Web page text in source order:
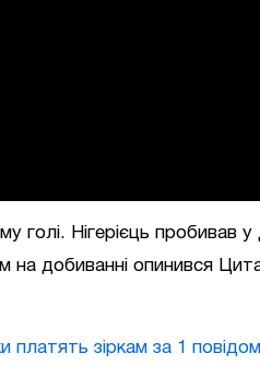
голі. Нігерієць пробивав у
добиванні опинився
платять зіркам за 1